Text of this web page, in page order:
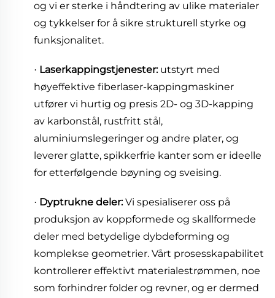
og vi er sterke i håndtering av ulike materialer
og tykkelser for å sikre strukturell styrke og
funksjonalitet.
· Laserkappingstjenester: utstyrt med
høyeffektive fiberlaser-kappingmaskiner
utfører vi hurtig og presis 2D- og 3D-kapping
av karbonstål, rustfritt stål,
aluminiumslegeringer og andre plater, og
leverer glatte, spikkerfrie kanter som er ideelle
for etterfølgende bøyning og sveising.
· Dyptrukne deler:Vi spesialiserer oss på
produksjon av koppformede og skallformede
deler med betydelige dybdeforming og
komplekse geometrier. Vårt prosesskapabilitet
kontrollerer effektivt materialestrømmen, noe
som forhindrer folder og revner, og er dermed